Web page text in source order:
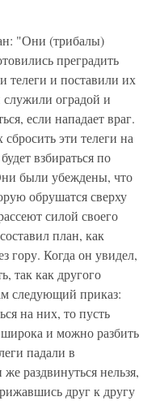
"Они (трибалы)
преградить
телеги и поставили их
оградой и
если нападает враг.
эти телеги на
взбираться по
были убеждены, что
обрушатся сверху
силой своего
план, как
гору. Когда он увидел,
так как другого
следующий приказ:
на них, то пусть
широка и можно разбить
падали в
раздвинуться нельзя,
друг к другу